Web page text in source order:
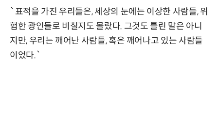
`표적을 가진 우리들은, 세상의 눈에는 이상한 사람들, 위
험한 광인들로 비칠지도 몰랐다. 그것도 틀린 말은 아니
지만, 우리는 깨어난 사람들, 혹은 깨어나고 있는 사람들
이었다.`